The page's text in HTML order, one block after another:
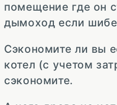
помещение где он
дымоход если
Сэкономите ли вы
котел (с учетом
сэкономите.